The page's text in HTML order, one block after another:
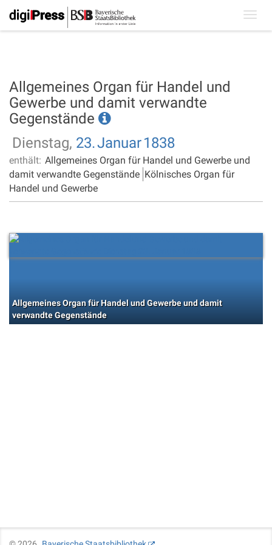
Allgemeines Organ für Handel und
Gewerbe und damit verwandte
Gegenstände
Dienstag, 23.Januar1838
enthält: Allgemeines Organ für Handel und Gewerbe und
damit verwandte Gegenstände Kölnisches Organ für
Handel und Gewerbe
Allgemeines Organ für Handel und Gewerbe und damit
verwandte Gegenstände